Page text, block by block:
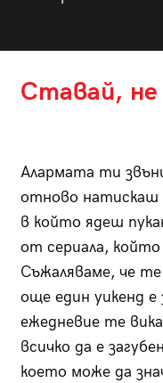
Ставай, не
Алармата ти
отново натискаш
в който ядеш
от сериала, който
Съжаляваме, че
още един уикенд
ежедневие те
всичко да е
което може да